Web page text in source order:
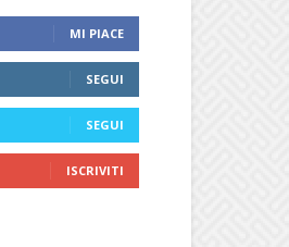
MI PIACE
SEGUI
SEGUI
ISCRIVITI